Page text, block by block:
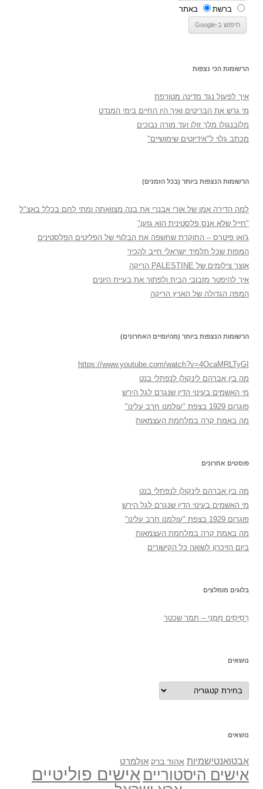
ברשת באתר
הרשומות הכי נצפות
איך לפעול נגד מדינה מטורפת
מי גרש את הבריטים ואיך היו החיים בימי המנדט
מלובנגולו מלך זולו ועד מורה נבוכים
מכתב גלוי ל"אידיוטים שימושיים"
הרשומות הנצפות ביותר (בכל הזמנים)
למה הדירה אמו של אורי אבנרי את בנה מצוואתה ומתי לחם בכלל באצ"ל
"חייל שלא אנס פלסטינית הוא גזען"
ג'ואן פיטרס – החוקרת שחשפה את הבלוף של הפליטים הפלסטינים
המפות שכל תלמיד ישראלי חייב להכיר
אוצר צילומים של PALESTINE הריקה
איך להיפטר מזבובי הבית ולפתור את בעיית היונים
המפה הגדולה של הארץ הריקה
הרשומות הנצפות ביותר (מהיומיים האחרונים)
https://www.youtube.com/watch?v=4OcaMRLTyGI
מה בין אברהם לינקולן לנפתלי בנט
מי האשמים בעינוי הדין שנגרם לגל הירש
פוגרום 1929 בצפת "עולמנו חרב עלינו"
מה באמת קרה במלחמת העצמאות
פוסטים אחרונים
מה בין אברהם לינקולן לנפתלי בנט
מי האשמים בעינוי הדין שנגרם לגל הירש
פוגרום 1929 בצפת "עולמנו חרב עלינו"
מה באמת קרה במלחמת העצמאות
ביום הזיכרון לשואה כל הקישורים
בלוגים מומלצים
רְסִיסִים מִמֶנִי – תמר שכטר
נושאים
נושאים
נושאים
אבטואנטישמיות אהוד ברק אולמרט
אישים היסטוריים אישים פוליטיים